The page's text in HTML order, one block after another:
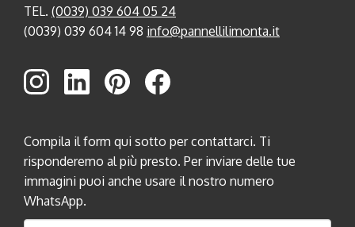
TEL. (0039) 039 604 05 24
(0039) 039 604 14 98 info@pannellilimonta.it
Compila il form qui sotto per contattarci. Ti
risponderemo al più presto. Per inviare delle tue
immagini puoi anche usare il nostro numero
WhatsApp.